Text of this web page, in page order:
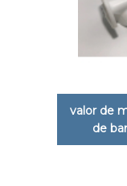
valor de
de